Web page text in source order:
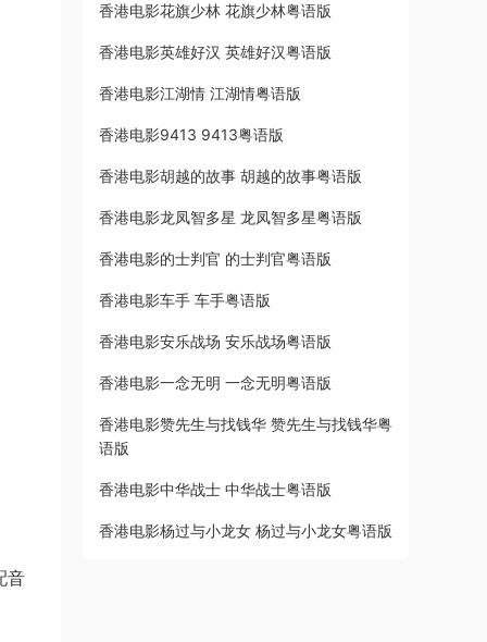
音
香港电影花旗少林 花旗少林粤语版
香港电影英雄好汉 英雄好汉粤语版
香港电影江湖情 江湖情粤语版
香港电影9413 9413粤语版
香港电影胡越的故事 胡越的故事粤语版
香港电影龙凤智多星 龙凤智多星粤语版
香港电影的士判官 的士判官粤语版
香港电影车手 车手粤语版
香港电影安乐战场 安乐战场粤语版
香港电影一念无明 一念无明粤语版
香港电影赞先生与找钱华 赞先生与找钱华粤
语版
香港电影中华战士 中华战士粤语版
香港电影杨过与小龙女 杨过与小龙女粤语版